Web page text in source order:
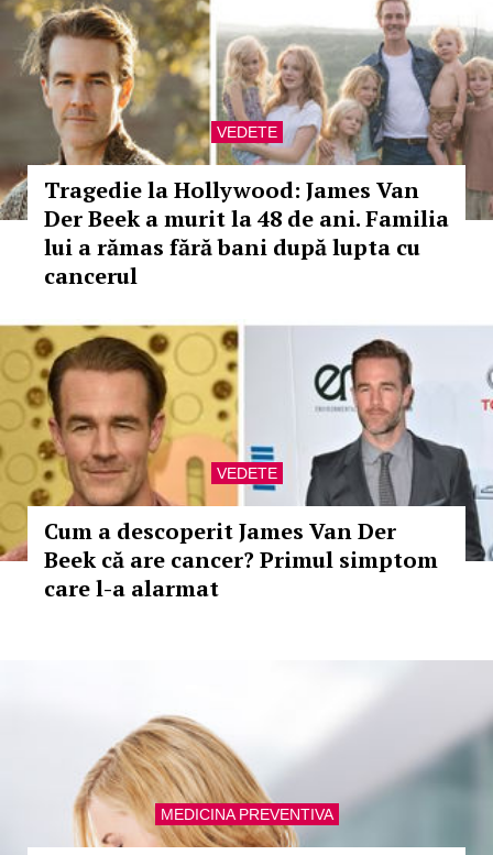
VEDETE
Tragedie la Hollywood: James Van
Der Beek a murit la 48 de ani. Familia
lui a rămas fără bani după lupta cu
cancerul
VEDETE
Cum a descoperit James Van Der
Beek că are cancer? Primul simptom
care l-a alarmat
MEDICINA PREVENTIVA